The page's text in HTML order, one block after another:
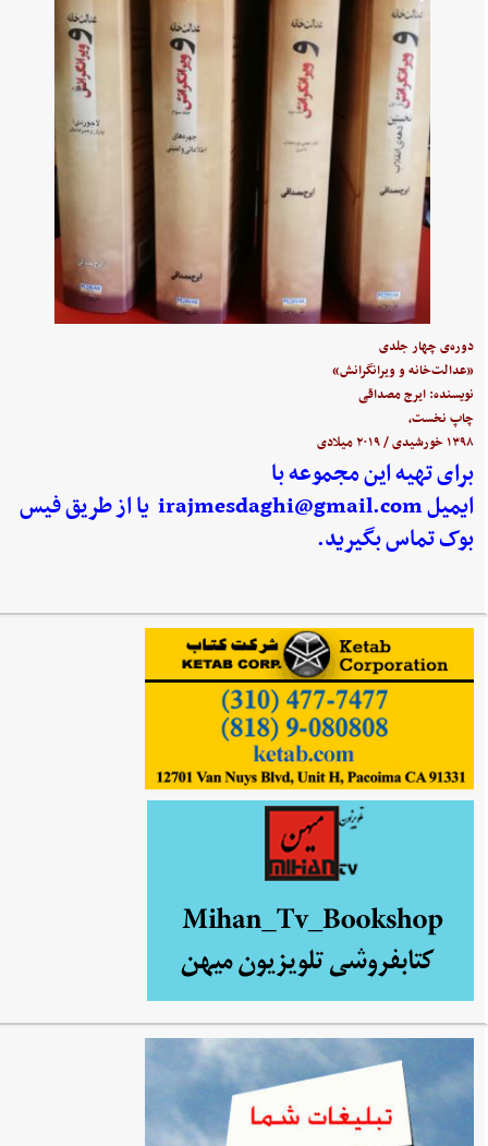
دوره‌ی چهار جلدی
«عدالت‌خانه و ویرانگرانش»
نویسنده: ایرج مصداقی
چاپ نخست،
۱۳۹۸ خورشیدی / ۲۰۱۹ میلادی
برای تهیه این مجموعه با
ایمیلirajmesdaghi@gmail.com یا از طریق فیس
بوک تماس بگیرید.